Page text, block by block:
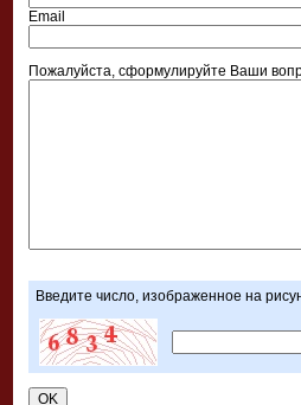
Email
Пожалуйста, сформулируйте Ваши
Введите число, изображенное на